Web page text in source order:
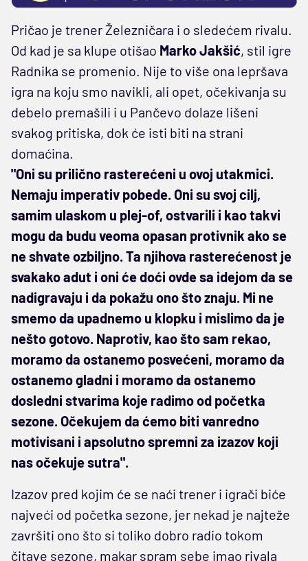
Pričao je trener Železničara i o sledećem rivalu.
Od kad je sa klupe otišao Marko Jakšić, stil igre
Radnika se promenio. Nije to više ona lepršava
igra na koju smo navikli, ali opet, očekivanja su
debelo premašili i u Pančevo dolaze lišeni
svakog pritiska, dok će isti biti na strani
domaćina.
"Oni su prilično rasterećeni u ovoj utakmici.
Nemaju imperativ pobede. Oni su svoj cilj,
samim ulaskom u plej-of, ostvarili i kao takvi
mogu da budu veoma opasan protivnik ako se
ne shvate ozbiljno. Ta njihova rasterećenost je
svakako adut i oni će doći ovde sa idejom da se
nadigravaju i da pokažu ono što znaju. Mi ne
smemo da upadnemo u klopku i mislimo da je
nešto gotovo. Naprotiv, kao što sam rekao,
moramo da ostanemo posvećeni, moramo da
ostanemo gladni i moramo da ostanemo
dosledni stvarima koje radimo od početka
sezone. Očekujem da ćemo biti vanredno
motivisani i apsolutno spremni za izazov koji
nas očekuje sutra".
Izazov pred kojim će se naći trener i igrači biće
najveći od početka sezone, jer nekad je najteže
završiti ono što si toliko dobro radio tokom
čitave sezone, makar spram sebe imao rivala